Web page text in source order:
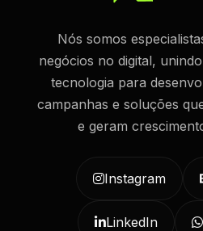
Nós somos
negócios no digital,
tecnologia para
campanhas e soluções
e geram
Instagram
LinkedIn